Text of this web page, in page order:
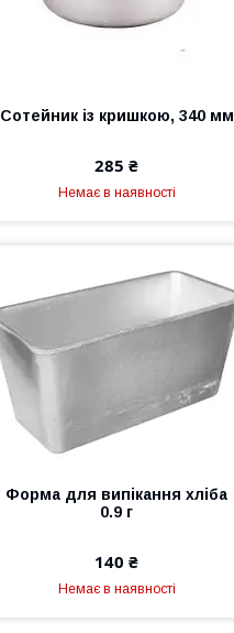
Сотейник із кришкою, 340 мм
285 ₴
Немає в наявності
Форма для випікання хліба
0.9 г
140 ₴
Немає в наявності